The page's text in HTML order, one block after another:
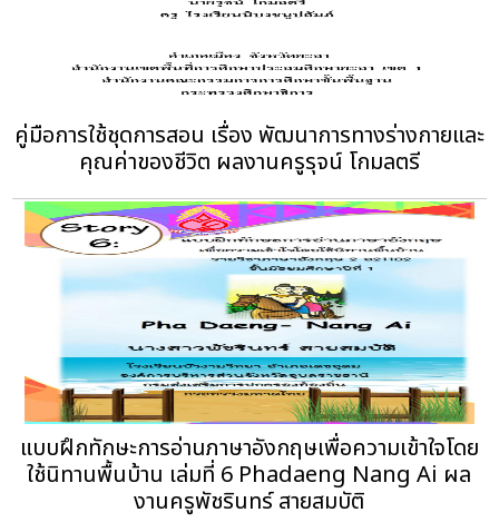
คู่มือการใช้ชุดการสอน เรื่อง พัฒนาการทางร่างกายและ
คุณค่าของชีวิต ผลงานครูรุจน์ โกมลตรี
แบบฝึกทักษะการอ่านภาษาอังกฤษเพื่อความเข้าใจโดย
ใช้นิทานพื้นบ้าน เล่มที่ 6 Phadaeng Nang Ai ผล
งานครูพัชรินทร์ สายสมบัติ